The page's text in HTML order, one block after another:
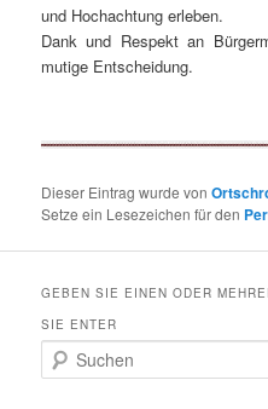
und Hochachtung erleben.
Dank und Respekt an
mutige Entscheidung.
Dieser Eintrag wurde von
Setze ein Lesezeichen für den
GEBEN SIE EINEN ODER
SIE ENTER
u